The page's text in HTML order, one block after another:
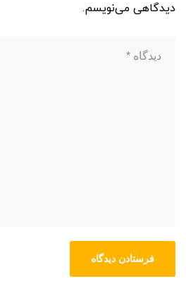
دیدگاهی می‌نویسم.